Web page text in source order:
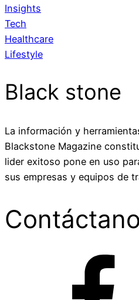
Insights
Tech
Healthcare
Lifestyle
Black stone
La información y
Blackstone Magazine
lider exitoso pone en uso
sus empresas y equipos de